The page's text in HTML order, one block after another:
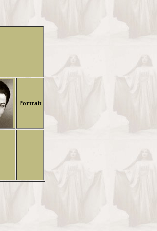
Portrait
-